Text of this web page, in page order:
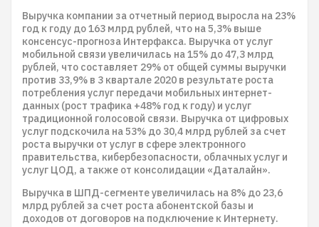
Выручка компании за отчетный период выросла на 23%
год к году до 163 млрд рублей, что на 5,3% выше
консенсус-прогноза Интерфакса. Выручка от услуг
мобильной связи увеличилась на 15% до 47,3 млрд
рублей, что составляет 29% от общей суммы выручки
против 33,9% в 3 квартале 2020 в результате роста
потребления услуг передачи мобильных интернет-
данных (рост трафика +48% год к году) и услуг
традиционной голосовой связи. Выручка от цифровых
услуг подскочила на 53% до 30,4 млрд рублей за счет
роста выручки от услуг в сфере электронного
правительства, кибербезопасности, облачных услуг и
услуг ЦОД, а также от консолидации «Даталайн».
Выручка в ШПД-сегменте увеличилась на 8% до 23,6
млрд рублей за счет роста абонентской базы и
доходов от договоров на подключение к Интернету.